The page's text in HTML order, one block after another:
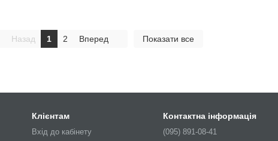
Назад 1 2 Вперед Показати все
Клієнтам
Вхід до кабінету
Контактна інформація
(095) 891-08-41